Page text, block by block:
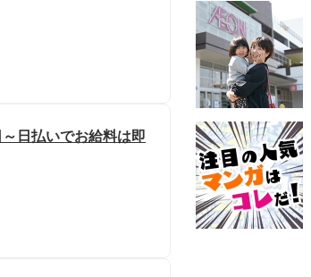
日払いでお給料は即